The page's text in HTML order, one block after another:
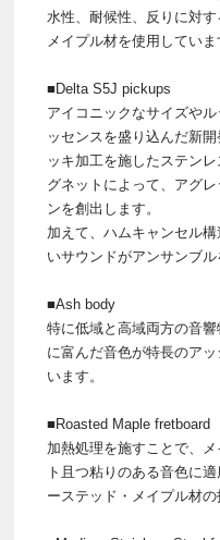
水性、耐候性、反りに対
メイプル材を使用していま
■Delta S5J pickups
アイコニックなサイズや
ッセンスを盛り込んだ新
ッキ加工を施したステン
グネットによって、アグ
ンを創出します。
加えて、ハムキャンセル
いサウンドがアンサンブル
■Ash body
特に低域と高域両方の音
に富んだ音色が特長のア
います。
■Roasted Maple fretboard
加熱処理を施すことで、
ト且つ粘りのある音色に
ーステッド・メイプル材の